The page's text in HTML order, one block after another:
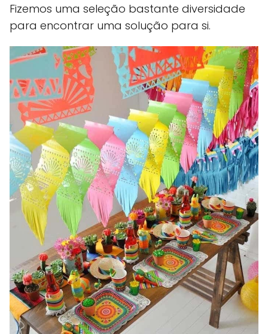
Fizemos uma seleção bastante diversidade
para encontrar uma solução para si.